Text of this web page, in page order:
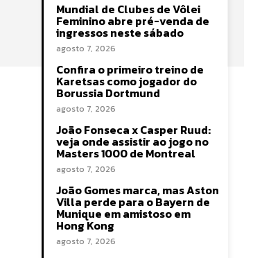
Mundial de Clubes de Vôlei
Feminino abre pré-venda de
ingressos neste sábado
agosto 7, 2026
Confira o primeiro treino de
Karetsas como jogador do
Borussia Dortmund
agosto 7, 2026
João Fonseca x Casper Ruud:
veja onde assistir ao jogo no
Masters 1000 de Montreal
agosto 7, 2026
João Gomes marca, mas Aston
Villa perde para o Bayern de
Munique em amistoso em
Hong Kong
agosto 7, 2026